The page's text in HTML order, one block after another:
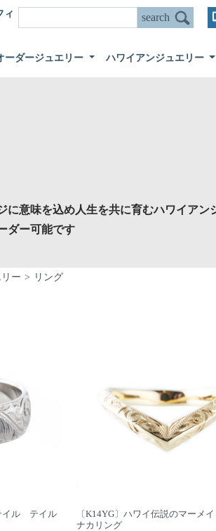
ィ
ーダージュエリー ハワイアンジュエリー
に意味を込め人生を共に育むハワイアン
ダー可能です
ー リング
イル テイル
〔K14YG〕ハワイ伝説のマーメ
ナカリング